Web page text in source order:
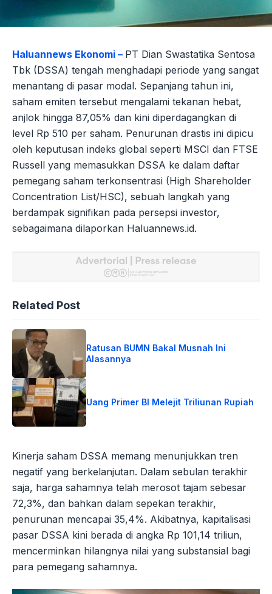
Haluannews Ekonomi – PT Dian Swastatika Sentosa
Tbk (DSSA) tengah menghadapi periode yang sangat
menantang di pasar modal. Sepanjang tahun ini,
saham emiten tersebut mengalami tekanan hebat,
anjlok hingga 87,05% dan kini diperdagangkan di
level Rp 510 per saham. Penurunan drastis ini dipicu
oleh keputusan indeks global seperti MSCI dan FTSE
Russell yang memasukkan DSSA ke dalam daftar
pemegang saham terkonsentrasi (High Shareholder
Concentration List/HSC), sebuah langkah yang
berdampak signifikan pada persepsi investor,
sebagaimana dilaporkan Haluannews.id.
Related Post
Ratusan BUMN Bakal Musnah Ini
Alasannya
Uang Primer BI Melejit Triliunan Rupiah
Kinerja saham DSSA memang menunjukkan tren
negatif yang berkelanjutan. Dalam sebulan terakhir
saja, harga sahamnya telah merosot tajam sebesar
72,3%, dan bahkan dalam sepekan terakhir,
penurunan mencapai 35,4%. Akibatnya, kapitalisasi
pasar DSSA kini berada di angka Rp 101,14 triliun,
mencerminkan hilangnya nilai yang substansial bagi
para pemegang sahamnya.